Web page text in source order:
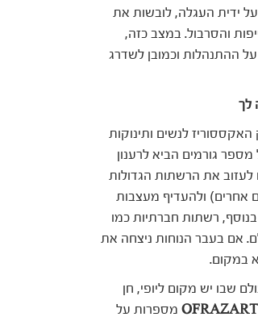
ידית העגלה, לובשות את
והסרבול. במצב כזה,
ההתנהלות וכמובן לשדרג
לך
לנשים ותינוקות
גורמים הביא לרענון
לעזוב את הרשתות הגדולות
אחרים) ולהעדיף מעצבות
בנוסף, רשתות חברתיות כמו
אם בעבר הנוחות ניצחה את
במקום.
שבו יש מקום ליופי, חן
מספרות על